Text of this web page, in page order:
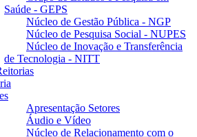
Saúde - GEPS
Núcleo de Gestão Pública - NGP
Núcleo de Pesquisa Social - NUPES
Núcleo de Inovação e Transferência
de Tecnologia - NITT
Apresentação Setores
Áudio e Vídeo
Núcleo de Relacionamento com o